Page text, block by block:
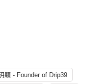
穎 - Founder of Drip39